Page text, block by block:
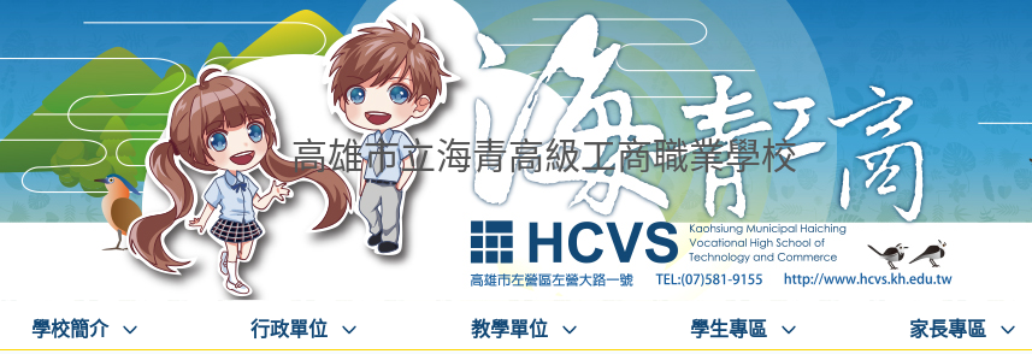
高雄市立海青高級工商職業學校
學校簡介 行政單位 教學單位 學生專區 家長專區